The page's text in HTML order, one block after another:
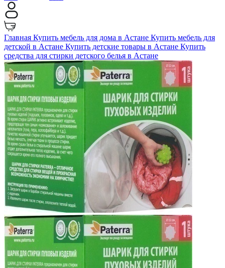
Главная Купить мебель для дома в Астане Купить мебель для
детской в Астане Купить детские товары в Астане Купить
средства для стирки детского белья в Астане